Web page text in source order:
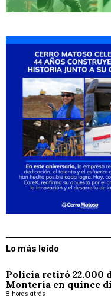
Lo más leído
Policía retiró 22.000
Montería en quince
8 horas atrás